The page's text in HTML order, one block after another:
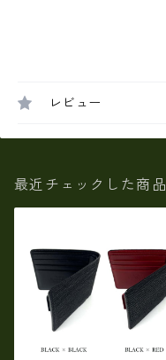
レビュー
最近チェックした商品